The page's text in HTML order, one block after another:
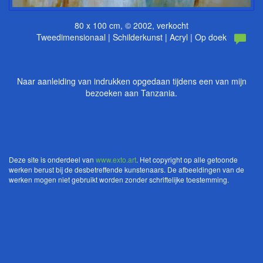
80 x 100 cm, © 2002, verkocht
Tweedimensionaal | Schilderkunst | Acryl | Op doek
Naar aanleiding van indrukken opgedaan tijdens een van mijn
bezoeken aan Tanzania.
Deze site is onderdeel van www.exto.art. Het copyright op alle getoonde
werken berust bij de desbetreffende kunstenaars. De afbeeldingen van de
werken mogen niet gebruikt worden zonder schriftelijke toestemming.